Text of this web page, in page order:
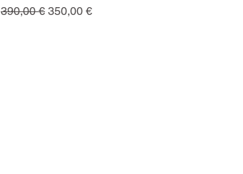
Prix original
390,00 € Prix promotionnel
350,00 €